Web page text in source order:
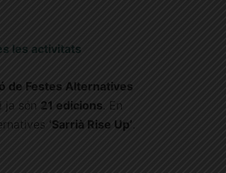
les activitats
de Festes Alternatives
ja són 21 edicions. En
‘Sarrià Rise Up’.